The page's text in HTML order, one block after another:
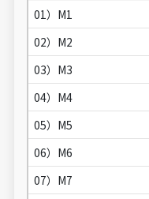
01）M1
02）M2
03）M3
04）M4
05）M5
06）M6
07）M7